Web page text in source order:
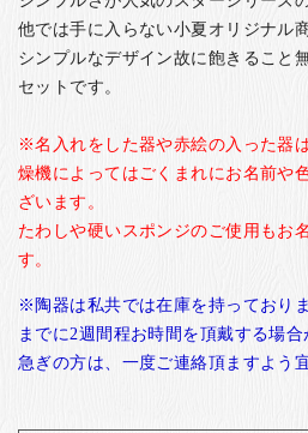
箸ブログ
English
他では手に入らない小夏オリジナル
シンプルなデザイン故に飽きること
セットです。
※名入れをした器や赤絵の入った器
燥機によってはごくまれにお名前や
ざいます。
たわしや硬いスポンジのご使用もお
す。
※陶器は私共では在庫を持っており
までに2週間程お時間を頂戴する場
急ぎの方は、一度ご連絡頂ますよう